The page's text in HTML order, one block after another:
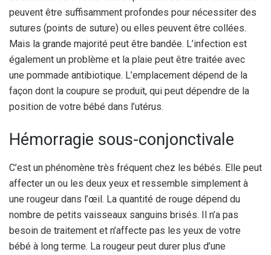
peuvent être suffisamment profondes pour nécessiter des
sutures (points de suture) ou elles peuvent être collées.
Mais la grande majorité peut être bandée. L’infection est
également un problème et la plaie peut être traitée avec
une pommade antibiotique. L’emplacement dépend de la
façon dont la coupure se produit, qui peut dépendre de la
position de votre bébé dans l’utérus.
Hémorragie sous-conjonctivale
C’est un phénomène très fréquent chez les bébés. Elle peut
affecter un ou les deux yeux et ressemble simplement à
une rougeur dans l’œil. La quantité de rouge dépend du
nombre de petits vaisseaux sanguins brisés. Il n’a pas
besoin de traitement et n’affecte pas les yeux de votre
bébé à long terme. La rougeur peut durer plus d’une